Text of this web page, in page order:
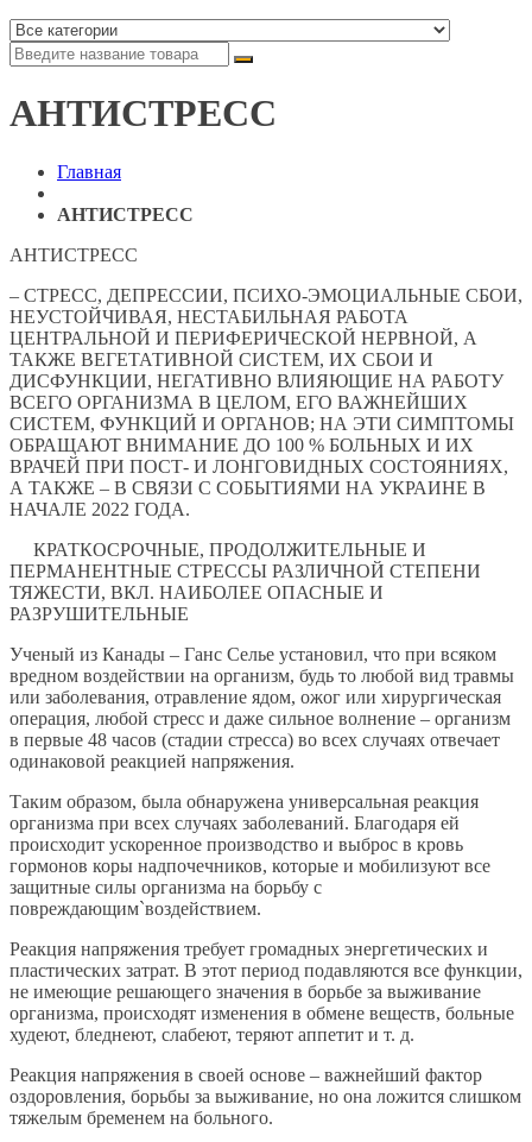
АНТИСТРЕСС
Главная
АНТИСТРЕСС
АНТИСТРЕСС
– СТРЕСС, ДЕПРЕССИИ, ПСИХО-ЭМОЦИАЛЬНЫЕ СБОИ,
НЕУСТОЙЧИВАЯ, НЕСТАБИЛЬНАЯ РАБОТА
ЦЕНТРАЛЬНОЙ И ПЕРИФЕРИЧЕСКОЙ НЕРВНОЙ, А
ТАКЖЕ ВЕГЕТАТИВНОЙ СИСТЕМ, ИХ СБОИ И
ДИСФУНКЦИИ, НЕГАТИВНО ВЛИЯЮЩИЕ НА РАБОТУ
ВСЕГО ОРГАНИЗМА В ЦЕЛОМ, ЕГО ВАЖНЕЙШИХ
СИСТЕМ, ФУНКЦИЙ И ОРГАНОВ; НА ЭТИ СИМПТОМЫ
ОБРАЩАЮТ ВНИМАНИЕ ДО 100 % БОЛЬНЫХ И ИХ
ВРАЧЕЙ ПРИ ПОСТ- И ЛОНГОВИДНЫХ СОСТОЯНИЯХ,
А ТАКЖЕ – В СВЯЗИ С СОБЫТИЯМИ НА УКРАИНЕ В
НАЧАЛЕ 2022 ГОДА.
КРАТКОСРОЧНЫЕ, ПРОДОЛЖИТЕЛЬНЫЕ И
ПЕРМАНЕНТНЫЕ СТРЕССЫ РАЗЛИЧНОЙ СТЕПЕНИ
ТЯЖЕСТИ, ВКЛ. НАИБОЛЕЕ ОПАСНЫЕ И
РАЗРУШИТЕЛЬНЫЕ
Ученый из Канады – Ганс Селье установил, что при всяком
вредном воздействии на организм, будь то любой вид травмы
или заболевания, отравление ядом, ожог или хирургическая
операция, любой стресс и даже сильное волнение – организм
в первые 48 часов (стадии стресса) во всех случаях отвечает
одинаковой реакцией напряжения.
Таким образом, была обнаружена универсальная реакция
организма при всех случаях заболеваний. Благодаря ей
происходит ускоренное производство и выброс в кровь
гормонов коры надпочечников, которые и мобилизуют все
защитные силы организма на борьбу с
повреждающим`воздействием.
Реакция напряжения требует громадных энергетических и
пластических затрат. В этот период подавляются все функции,
не имеющие решающего значения в борьбе за выживание
организма, происходят изменения в обмене веществ, больные
худеют, бледнеют, слабеют, теряют аппетит и т. д.
Реакция напряжения в своей основе – важнейший фактор
оздоровления, борьбы за выживание, но она ложится слишком
тяжелым бременем на больного.